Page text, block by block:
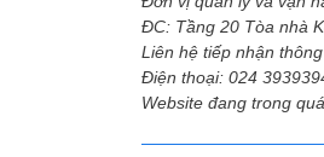
ĐC: Tầng 20 Tòa nhà
Liên hệ tiếp nhận
Điện thoại: 024
Website đang trong